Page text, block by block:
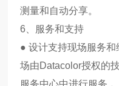
测量和自动分享。
6、服务和支持
● 设计支持现场服务
场由Datacolor授权的
服务中心中进行服务 。